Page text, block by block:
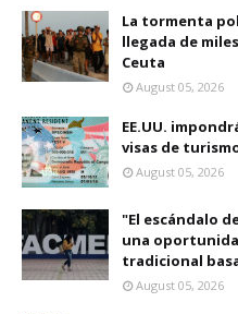
La tormenta
llegada de
Ceuta
August 05, 2026
EE.UU.
visas de
August 05, 2026
"El escándalo
una
tradicional
August 05, 2026